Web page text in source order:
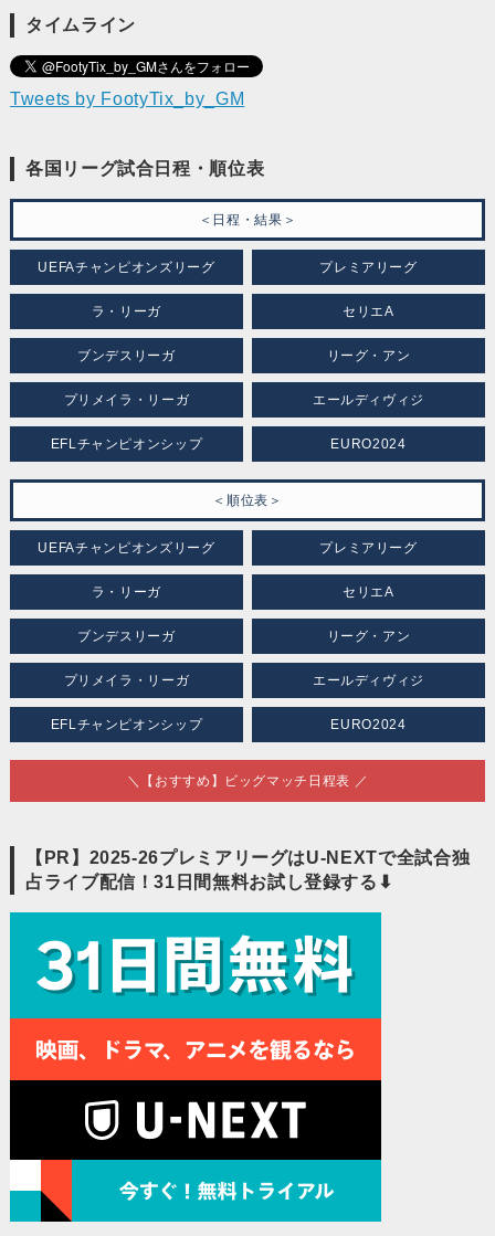
タイムライン
Tweets by FootyTix_by_GM
各国リーグ試合日程・順位表
＜日程・結果＞
UEFAチャンピオンズリーグ プレミアリーグ
ラ・リーガ セリエA
ブンデスリーガ リーグ・アン
プリメイラ・リーガ エールディヴィジ
EFLチャンピオンシップ EURO2024
＜順位表＞
UEFAチャンピオンズリーグ プレミアリーグ
ラ・リーガ セリエA
ブンデスリーガ リーグ・アン
プリメイラ・リーガ エールディヴィジ
EFLチャンピオンシップ EURO2024
＼【おすすめ】ビッグマッチ日程表 ／
【PR】2025-26プレミアリーグはU-NEXTで全試合独
占ライブ配信！31日間無料お試し登録する⬇︎